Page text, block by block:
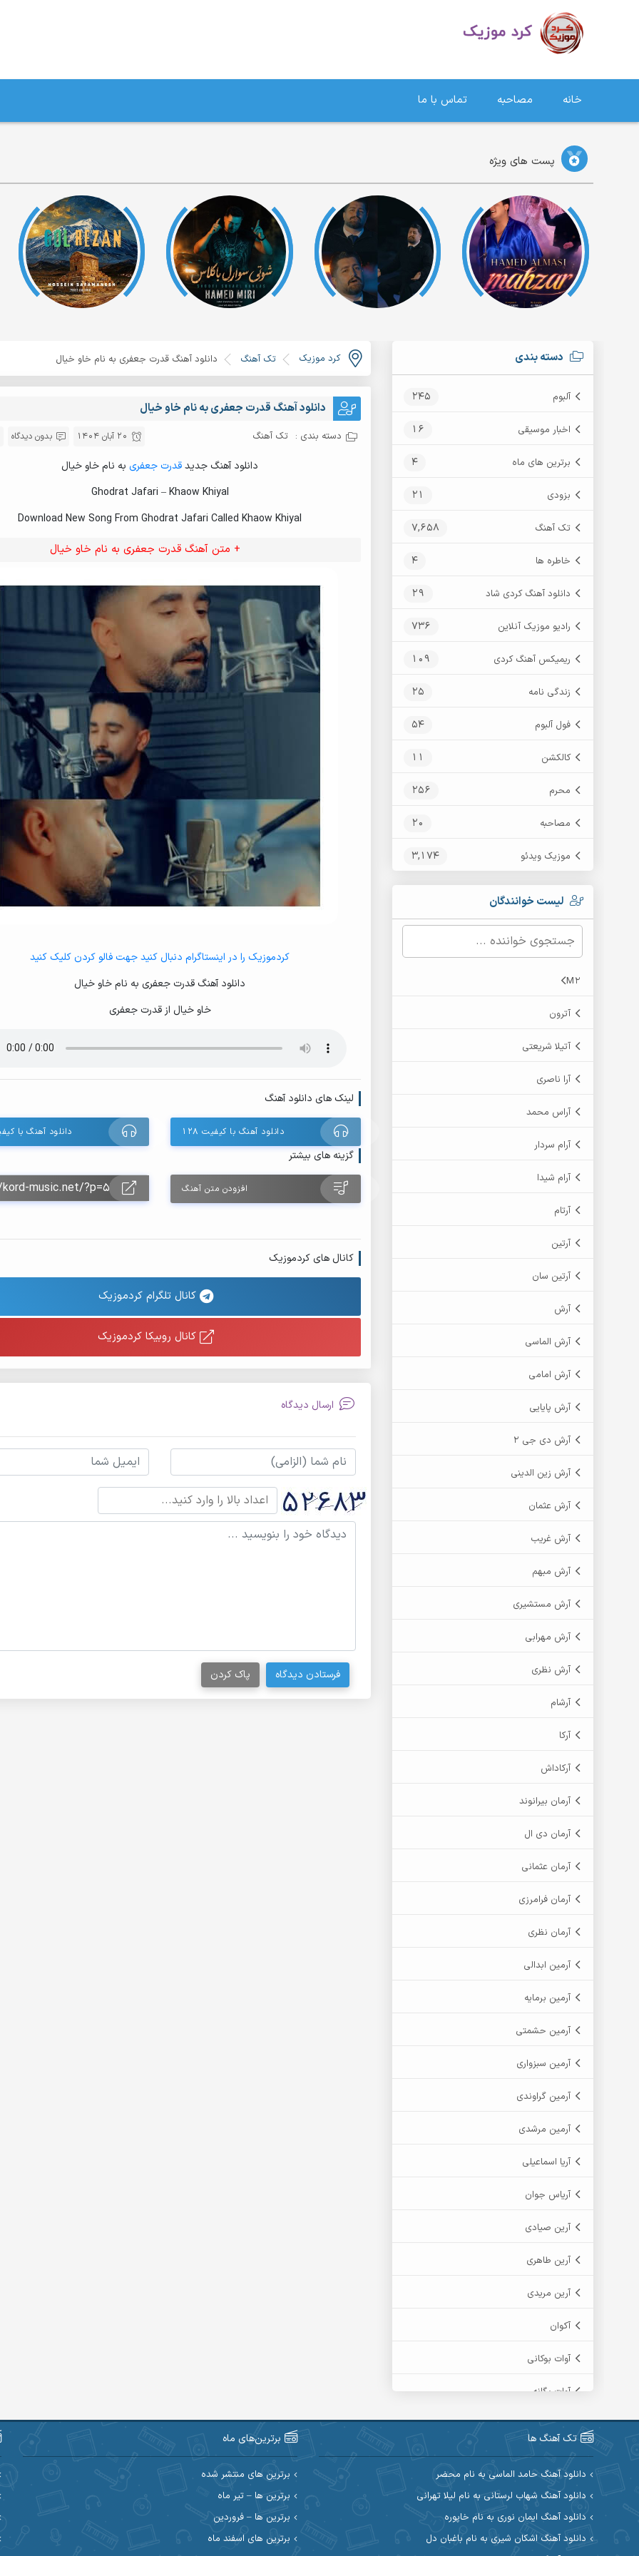
خانه مصاحبه تماس با ما
پست های ویژه
دسته بندی
آلبوم 245
اخبار موسیقی 16
برترین های ماه 4
بزودی 21
تک آهنگ 7,658
خاطره ها 4
دانلود آهنگ کردی شاد 29
رادیو موزیک آنلاین 736
ریمیکس آهنگ کردی 109
زندگی نامه 25
فول آلبوم 54
کالکشن 11
محرم 256
مصاحبه 20
موزیک ویدئو 3,174
لیست خوانندگان
M2
آترون
آتیلا شریعتی
آرا ناصری
آراس محمد
آرام سردار
آرام شیدا
آرتام
آرتین
آرتین سان
آرش
آرش الماسی
آرش امامی
آرش پایایی
آرش دی جی 2
آرش زین الدینی
آرش عثمان
آرش غریب
آرش مبهم
آرش مستشیری
آرش مهرابی
آرش نظری
آرشام
آرکا
آرکاداش
آرمان بیرانوند
آرمان دی ال
آرمان عثمانی
آرمان فرامرزی
آرمان نظری
آرمین ابدالی
آرمین برمایه
آرمین حشمتی
آرمین سبزواری
آرمین گراوندی
آرمین مرشدی
آریا اسماعیلی
آریاس جوان
آرین صیادی
آرین طاهری
آرین مریدی
آکوان
آوات بوکانی
آوات یگانه
آیت احمدنژاد
آیهان
ابراهیم شمس
ابوالحسن جاویدان
کرد موزیک تک آهنگ دانلود آهنگ قدرت جعفری به نام خاو خیال
دانلود آهنگ قدرت جعفری به نام خاو خیال
دسته بندی : تک آهنگ بدون دیدگاه 20 آبان 1404
دانلود آهنگ جدیدقدرت جعفری به نام خاو خیال
Ghodrat Jafari – Khaow Khiyal
Download New Song From Ghodrat Jafari Called Khaow Khiyal
+ متن آهنگ قدرت جعفری به نام خاو خیال
کردموزیک را در اینستاگرام دنبال کنید جهت فالو کردن کلیک کنید
دانلود آهنگ قدرت جعفری به نام خاو خیال
خاو خیال از قدرت جعفری
لینک های دانلود آهنگ
دانلود آهنگ با کیفیت ۱۲۸ دانلود آهنگ با
گزینه های بیشتر
افزودن متن آهنگ
کانال های کردموزیک
کانال تلگرام کردموزیک
کانال روبیکا کردموزیک
ارسال دیدگاه
فرستادن دیدگاه پاک کردن
تک آهنگ ها
دانلود آهنگ حامد الماسی به نام محضر
دانلود آهنگ شهاب لرستانی به نام لیلا تهرانی
دانلود آهنگ ایمان نوری به نام خاپوره
دانلود آهنگ اشکان شیری به نام باغبان دل
برترین‌های ماه
برترین های منتشر شده
برترین ها – تیر ماه
برترین ها – فروردین
برترین های اسفند ماه